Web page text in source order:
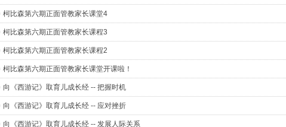
柯比森第六期正面管教家长课堂4
柯比森第六期正面管教家长课程3
柯比森第六期正面管教家长课程2
柯比森第六期正面管教家长课堂开课啦！
向《西游记》取育儿成长经 -- 把握时机
向《西游记》取育儿成长经 -- 应对挫折
向《西游记》取育儿成长经 -- 发展人际关系